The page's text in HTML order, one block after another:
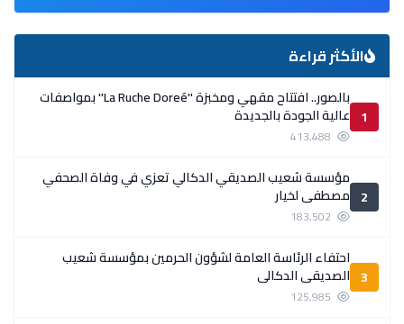
الأكثر قراءة
1
بالصور.. افتتاح مقهي ومخبزة ''La Ruche Doreé'' بمواصفات
عالية الجودة بالجديدة
2
مؤسسة شعيب الصديقي الدكالي تعزي في وفاة الصحفي
مصطفى لخيار
3
احتفاء الرئاسة العامة لشؤون الحرمين بمؤسسة شعيب
الصديقي الدكالي